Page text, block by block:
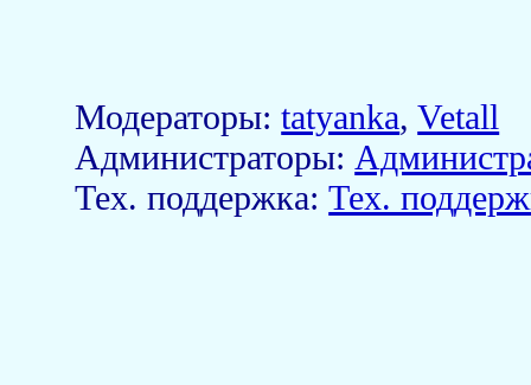
Модераторы:tatyanka,Vetall
Aдминистраторы:
Тех. поддержка:Тех.